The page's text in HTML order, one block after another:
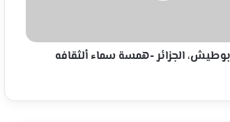
الجزائر -همسة سماء ألثقافه